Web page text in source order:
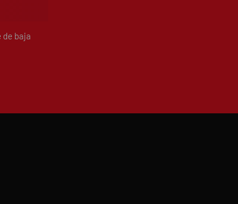
de baja